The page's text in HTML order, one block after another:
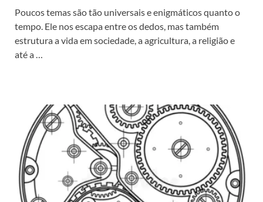
Poucos temas são tão universais e enigmáticos quanto o
tempo. Ele nos escapa entre os dedos, mas também
estrutura a vida em sociedade, a agricultura, a religião e
até a …